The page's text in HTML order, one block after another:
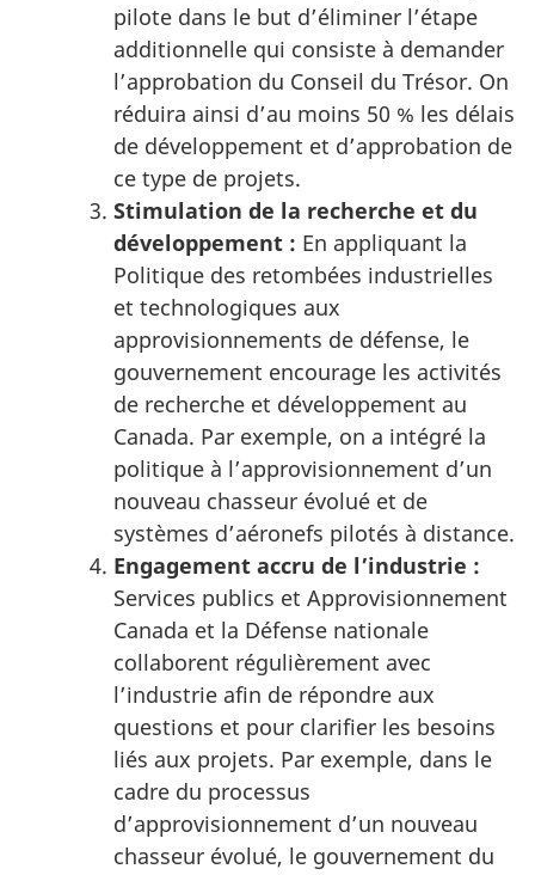
pilote dans le but d’éliminer l’étape
additionnelle qui consiste à demander
l’approbation du Conseil du Trésor. On
réduira ainsi d’au moins 50 % les délais
de développement et d’approbation de
ce type de projets.
Stimulation de la recherche et du
développement : En appliquant la
Politique des retombées industrielles
et technologiques aux
approvisionnements de défense, le
gouvernement encourage les activités
de recherche et développement au
Canada. Par exemple, on a intégré la
politique à l’approvisionnement d’un
nouveau chasseur évolué et de
systèmes d’aéronefs pilotés à distance.
Engagement accru de l’industrie :
Services publics et Approvisionnement
Canada et la Défense nationale
collaborent régulièrement avec
l’industrie afin de répondre aux
questions et pour clarifier les besoins
liés aux projets. Par exemple, dans le
cadre du processus
d’approvisionnement d’un nouveau
chasseur évolué, le gouvernement du